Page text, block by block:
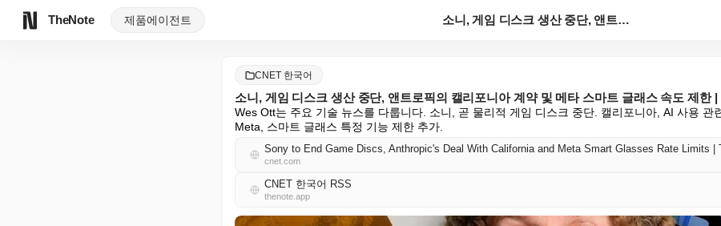
TheNote 제품에이전트 소니, 게임 디스크 생산 중단, 앤트로픽의 캘리포니아 ...
CNET 한국어
소니, 게임 디스크 생산 중단, 앤트로픽의 캘리포니아 계약 및 메타 스마트 글래스 속도 제한
Wes Ott는 주요 기술 뉴스를 다룹니다. 소니, 곧 물리적 게임 디스크 중단. 캘리포니아, AI 사용 관
Meta, 스마트 글래스 특정 기능 제한 추가.
Sony to End Game Discs, Anthropic's Deal With California and Meta Smart Glasses Rate Limits |
cnet.com
CNET 한국어 RSS
thenote.app